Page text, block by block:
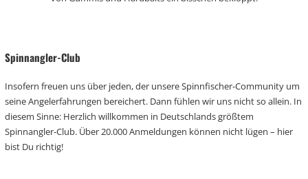
Spinnangler-Club
Insofern freuen uns über jeden, der unsere Spinnfischer-Community um
seine Angelerfahrungen bereichert. Dann fühlen wir uns nicht so allein. In
diesem Sinne: Herzlich willkommen in Deutschlands größtem
Spinnangler-Club. Über 20.000 Anmeldungen können nicht lügen – hier
bist Du richtig!